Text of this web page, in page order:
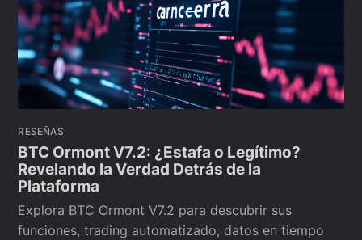
RESEÑAS
BTC Ormont V7.2: ¿Estafa o Legítimo?
Revelando la Verdad Detrás de la
Plataforma
Explora BTC Ormont V7.2 para descubrir sus
funciones, trading automatizado, datos en tiempo